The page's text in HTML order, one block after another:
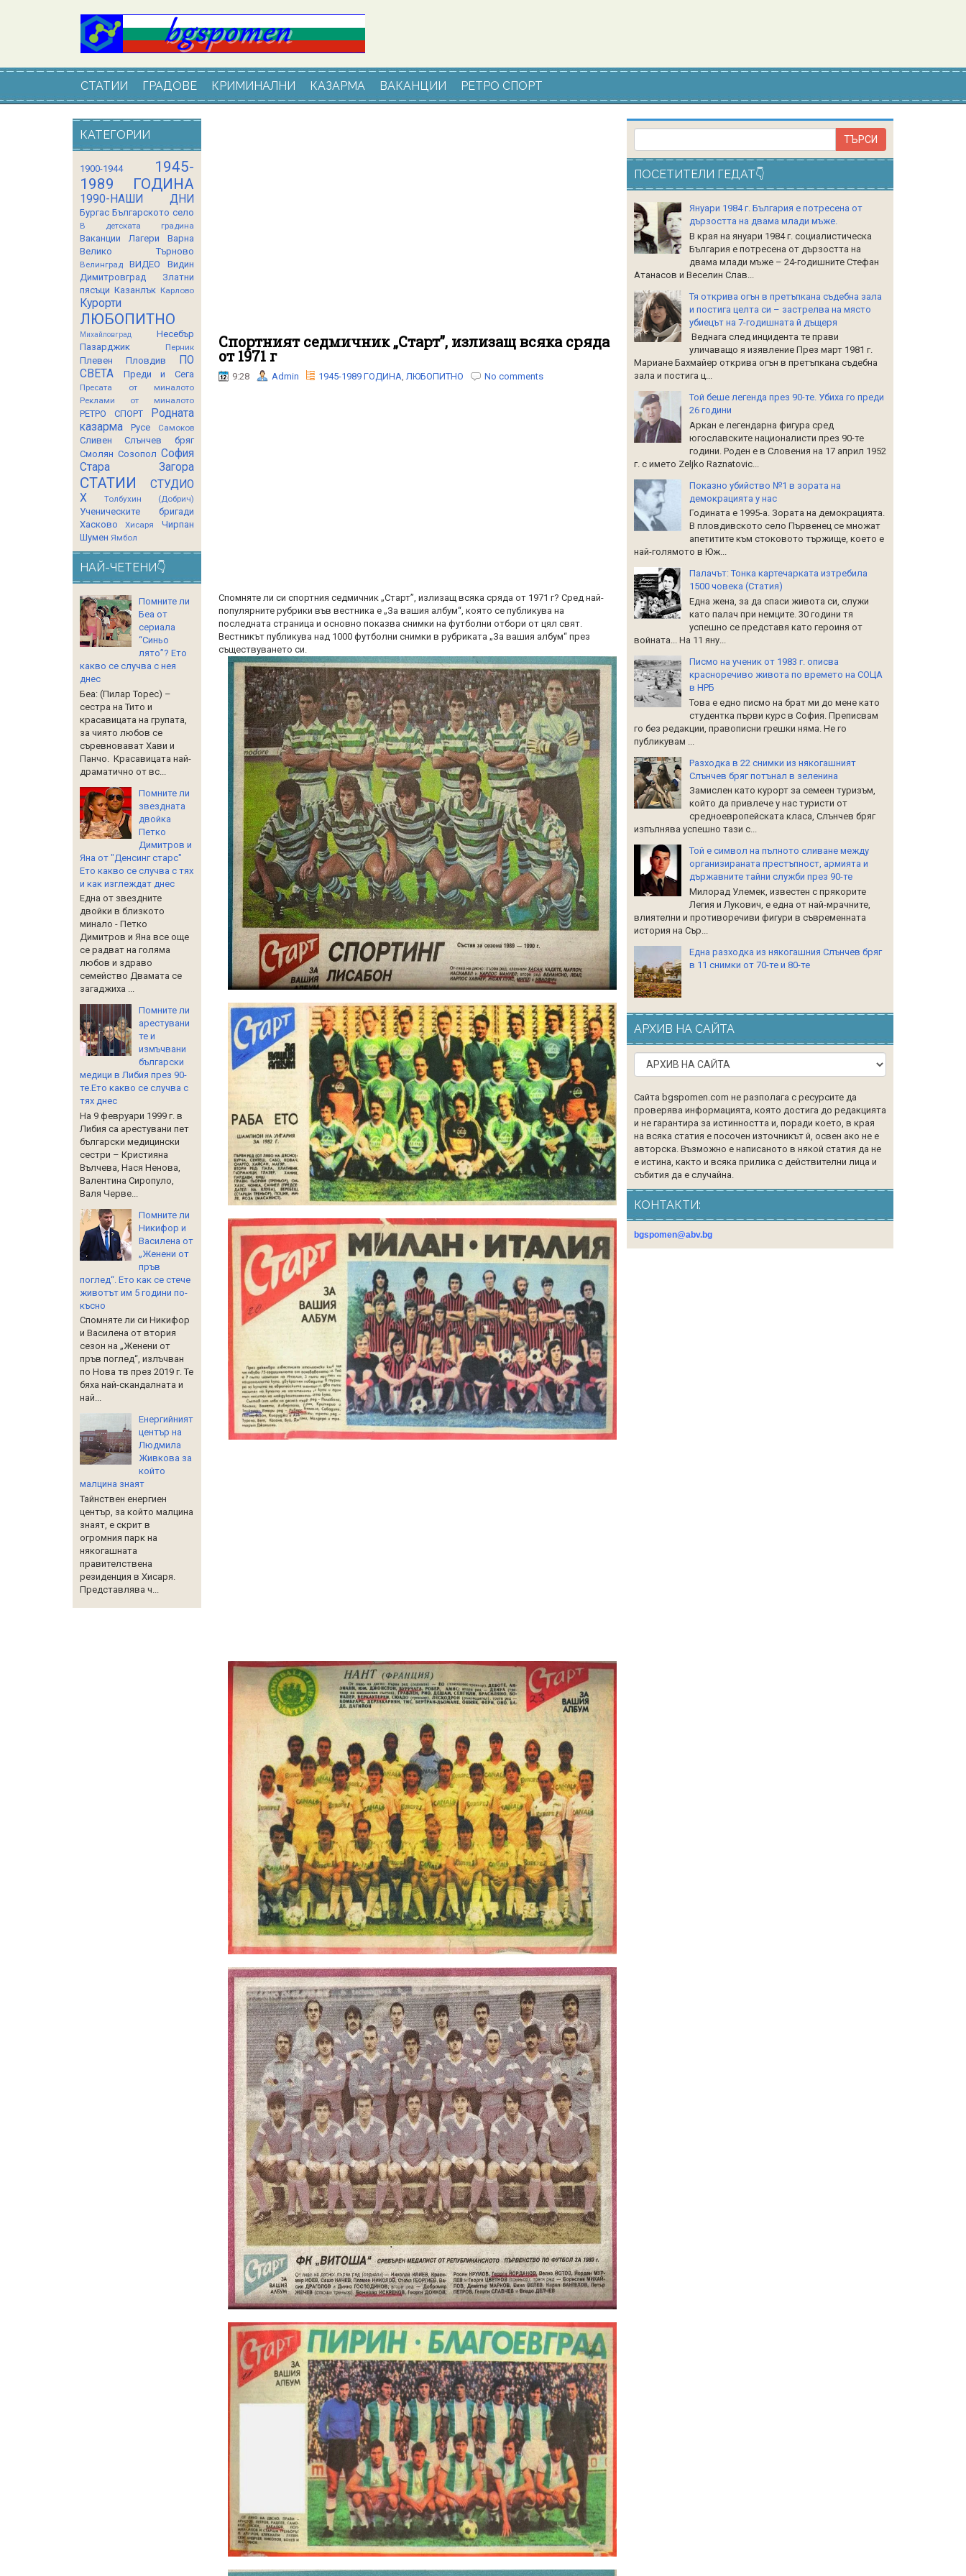
СТАТИИ ГРАДОВЕ КРИМИНАЛНИ КАЗАРМА ВАКАНЦИИ РЕТРО СПОРТ
Спортният седмичник „Старт”, излизащ всяка сряда
от 1971 г
9:28 Admin 1945-1989 ГОДИНА,ЛЮБОПИТНО No comments
Спомняте ли си спортния седмичник „Старт”, излизащ всяка сряда от 1971 г? Сред най-
популярните рубрики във вестника е „За вашия албум“, която се публикува на
последната страница и основно показва снимки на футболни отбори от цял свят.
Вестникът публикува над 1000 футболни снимки в рубриката „За вашия албум“ през
съществуването си.
КАТЕГОРИИ
1900-1944
1945-
1989 ГОДИНА
1990-НАШИ ДНИ
Бургас Българското село
В детската градина
Ваканции Лагери
Варна
Велико Търново
Велинград ВИДЕО
Видин
Димитровград
Златни
пясъци Казанлък Карлово
Курорти
ЛЮБОПИТНО
Михайловград
Несебър
Пазарджик
Перник
Плевен Пловдив
ПО
СВЕТА
Преди и Сега
Пресата от миналото
Реклами от миналото
РЕТРО СПОРТ
Родната
казарма
Русе Самоков
Сливен
Слънчев бряг
Смолян Созопол София
Стара Загора
СТАТИИ
СТУДИО
Х
Толбухин (Добрич)
Ученическите бригади
Хасково
Хисаря
Чирпан
Шумен Ямбол
НАЙ-ЧЕТЕНИ👇
Помните ли
Беа от
сериала
“Синьо
лято”? Ето
какво се случва с нея
днес
Беа: (Пилар Торес) –
сестра на Тито и
красавицата на групата,
за чиято любов се
съревновават Хави и
Панчо. Красавицата най-
драматично от вс...
Помните ли
звездната
двойка
Петко
Димитров и
Яна от "Денсинг старс"
Ето какво се случва с тях
и как изглеждат днес
Една от звездните
двойки в близкото
минало - Петко
Димитров и Яна все още
се радват на голяма
любов и здраво
семейство Двамата се
загаджиха ...
Помните ли
арестувани
те и
измъчвани
български
медици в Либия през 90-
те.Ето какво се случва с
тях днес
На 9 февруари 1999 г. в
Либия са арестувани пет
български медицински
сестри – Кристияна
Вълчева, Нася Ненова,
Валентина Сиропуло,
Валя Черве...
Помните ли
Никифор и
Василена от
„Женени от
пръв
поглед“. Ето как се стече
животът им 5 години по-
късно
Спомняте ли си Никифор
и Василена от втория
сезон на „Женени от
пръв поглед“, излъчван
по Нова тв през 2019 г. Те
бяха най-скандалната и
най...
Енергийният
център на
Людмила
Живкова за
който
малцина знаят
Тайнствен енергиен
център, за който малцина
знаят, е скрит в
огромния парк на
някогашната
правителствена
резиденция в Хисаря.
Представлява ч...
ПОСЕТИТЕЛИ ГЕДАТ👇
Януари 1984 г. България е потресена от
дързостта на двама млади мъже.
В края на януари 1984 г. социалистическа
България е потресена от дързостта на
двама млади мъже – 24-годишните Стефан
Атанасов и Веселин Слав...
Тя открива огън в претъпкана съдебна зала
и постига целта си – застрелва на място
убиецът на 7-годишната й дъщеря
Веднага след инцидента те прави
уличаващо я изявление През март 1981 г.
Мариане Бахмайер открива огън в претъпкана съдебна
зала и постига ц...
Той беше легенда през 90-те. Убиха го преди
26 години
Аркан е легендарна фигура сред
югославските националисти през 90-те
години. Роден е в Словения на 17 април 1952
г. с името Zeljko Raznatoviс...
Показно убийство №1 в зората на
демокрацията у нас
Годината е 1995-а. Зората на демокрацията.
В пловдивското село Първенец се множат
апетитите към стоковото тържище, което е
най-голямото в Юж...
Палачът: Тонка картечарката изтребила
1500 човека (Статия)
Една жена, за да спаси живота си, служи
като палач при немците. 30 години тя
успешно се представя като героиня от
войната... На 11 яну...
Писмо на ученик от 1983 г. описва
красноречиво живота по времето на СОЦА
в НРБ
Това е едно писмо на брат ми до мене като
студентка първи курс в София. Преписвам
го без редакции, правописни грешки няма. Не го
публикувам ...
Разходка в 22 снимки из някогашният
Слънчев бряг потънал в зеленина
Замислен като курорт за семеен туризъм,
който да привлече у нас туристи от
средноевропейската класа, Слънчев бряг
изпълнява успешно тази с...
Той е символ на пълното сливане между
организираната престъпност, армията и
държавните тайни служби през 90-те
Милорад Улемек, известен с прякорите
Легия и Лукович, е една от най-мрачните,
влиятелни и противоречиви фигури в съвременната
история на Сър...
Една разходка из някогашния Слънчев бряг
в 11 снимки от 70-те и 80-те
АРХИВ НА САЙТА
Сайта bgspomen.com не разполага с ресурсите да
проверява информацията, която достига до редакцията
и не гарантира за истинността и, поради което, в края
на всяка статия е посочен източникът й, освен ако не е
авторска. Възможно е написаното в някой статия да не
е истина, както и всяка прилика с действителни лица и
събития да е случайна.
КОНТАКТИ:
bgspomen@abv.bg